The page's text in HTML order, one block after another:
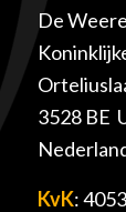
De
3528 BE
KvK: